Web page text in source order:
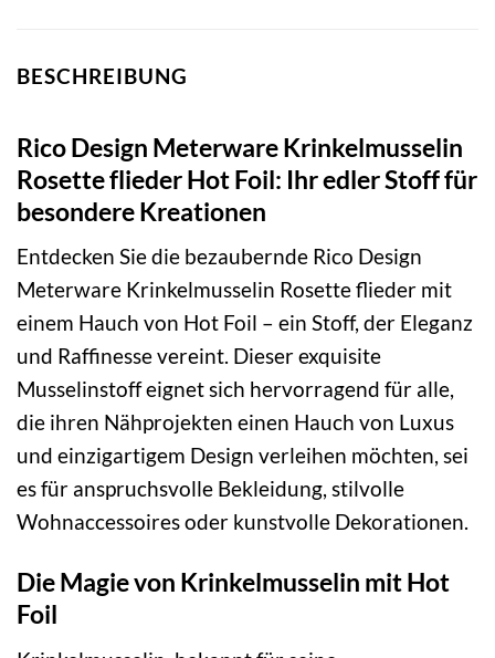
BESCHREIBUNG
Rico Design Meterware Krinkelmusselin
Rosette flieder Hot Foil: Ihr edler Stoff für
besondere Kreationen
Entdecken Sie die bezaubernde Rico Design
Meterware Krinkelmusselin Rosette flieder mit
einem Hauch von Hot Foil – ein Stoff, der Eleganz
und Raffinesse vereint. Dieser exquisite
Musselinstoff eignet sich hervorragend für alle,
die ihren Nähprojekten einen Hauch von Luxus
und einzigartigem Design verleihen möchten, sei
es für anspruchsvolle Bekleidung, stilvolle
Wohnaccessoires oder kunstvolle Dekorationen.
Die Magie von Krinkelmusselin mit Hot
Foil